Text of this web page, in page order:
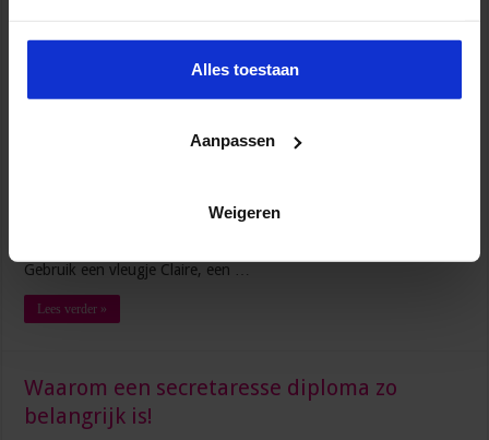
Alles toestaan
Aanpassen
Weigeren
Collega’s meekrijgen met jouw plan of visie? Breng jouw
boodschap op de juiste manier over en het wordt gegarandeerd
je niet te rekenen. Leer van succesvolle karakters uit Friends,
Gebruik een vleugje Claire, een …
Lees verder »
Waarom een secretaresse diploma zo
belangrijk is!